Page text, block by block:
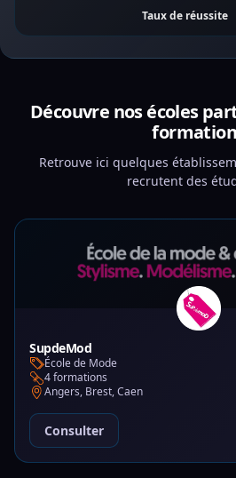
Taux de réussite
Découvre nos écoles
Retrouve ici quelques
recrutent des
SupdeMod
École de Mode
4 formations
Angers, Brest, Caen
Consulter